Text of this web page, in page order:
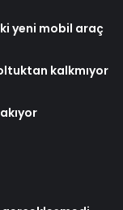
yeni mobil araç
kalkmıyor